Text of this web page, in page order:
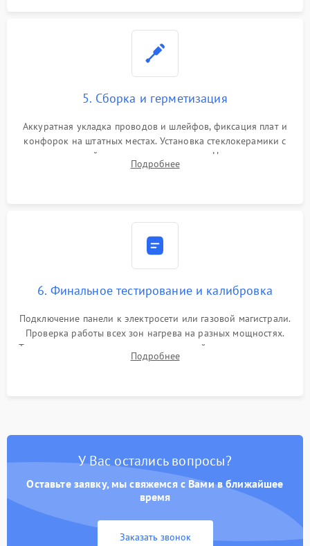
5. Сборка и герметизация
Аккуратная укладка проводов и шлейфов, фиксация плат и
конфорок на штатных местах. Установка стеклокерамики с
проверкой равномерности зазоров. Нанесение
термостойкого герметика или укладка уплотнительной
Подробнее
6. Финальное тестирование и калибровка
Подключение панели к электросети или газовой магистрали.
Проверка работы всех зон нагрева на разных мощностях.
Тестирование сенсорного управления, таймера, индикаторов
остаточного тепла и систем защиты от перегрева.
Подробнее
У Вас остались вопросы?
Оставьте заявку, мы свяжемся с Вами в ближайшее
время
Заказать звонок